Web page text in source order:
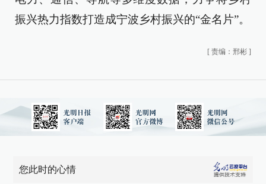
振兴热力指数打造成宁波乡村振兴的“金名片”。
[ 责编：邢彬 ]
您此时的心情